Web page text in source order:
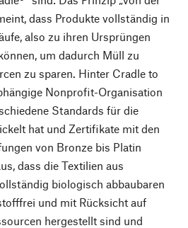
dass Produkte vollständig in
also zu ihren Ursprüngen
um dadurch Müll zu
zu sparen. Hinter Cradle to
Nonprofit-Organisation
Standards für die
hat und Zertifikate mit den
von Bronze bis Platin
dass die Textilien aus
biologisch abbaubaren
und mit Rücksicht auf
hergestellt sind und